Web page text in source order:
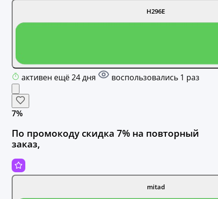
H296E
активен ещё 24 дня воспользовались 1 раз
7%
По промокоду скидка 7% на повторный
заказ,
mitad